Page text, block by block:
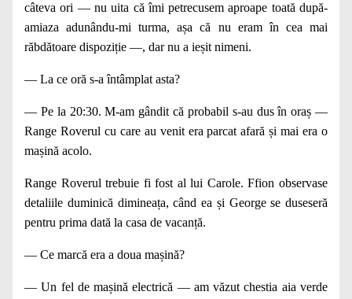
câteva ori — nu uita că îmi petrecusem aproape toată după-
amiaza adunându‑mi turma, așa că nu eram în cea mai
răbdătoare dispoziție —, dar nu a ieșit nimeni.
— La ce oră s‑a întâmplat asta?
— Pe la 20:30. M‑am gândit că probabil s‑au dus în oraș —
Range Roverul cu care au venit era parcat afară și mai era o
mașină acolo.
Range Roverul trebuie fi fost al lui Carole. Ffion observase
detaliile duminică dimineața, când ea și George se duseseră
pentru prima dată la casa de vacanță.
— Ce marcă era a doua mașină?
— Un fel de mașină electrică — am văzut chestia aia verde